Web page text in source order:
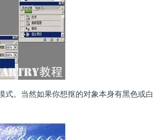
式。当然如果你想抠的对象本身有黑色或白